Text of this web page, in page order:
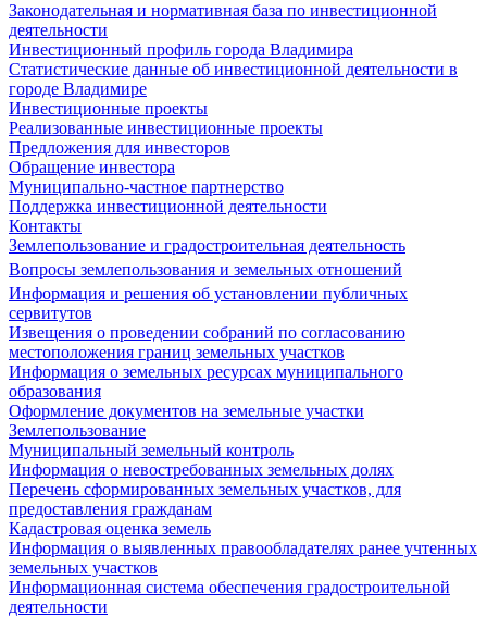
Законодательная и нормативная база по инвестиционной
деятельности
Инвестиционный профиль города Владимира
Статистические данные об инвестиционной деятельности в
городе Владимире
Инвестиционные проекты
Реализованные инвестиционные проекты
Предложения для инвесторов
Обращение инвестора
Муниципально-частное партнерство
Поддержка инвестиционной деятельности
Контакты
Землепользование и градостроительная деятельность
Вопросы землепользования и земельных отношений
Информация и решения об установлении публичных
сервитутов
Извещения о проведении собраний по согласованию
местоположения границ земельных участков
Информация о земельных ресурсах муниципального
образования
Оформление документов на земельные участки
Землепользование
Муниципальный земельный контроль
Информация о невостребованных земельных долях
Перечень сформированных земельных участков, для
предоставления гражданам
Кадастровая оценка земель
Информация о выявленных правообладателях ранее учтенных
земельных участков
Информационная система обеспечения градостроительной
деятельности